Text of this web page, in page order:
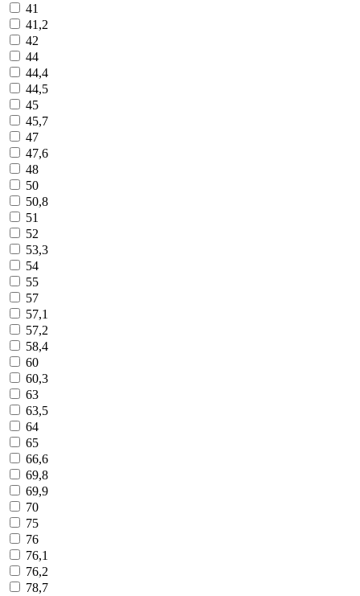
41
41,2
42
44
44,4
44,5
45
45,7
47
47,6
48
50
50,8
51
52
53,3
54
55
57
57,1
57,2
58,4
60
60,3
63
63,5
64
65
66,6
69,8
69,9
70
75
76
76,1
76,2
78,7